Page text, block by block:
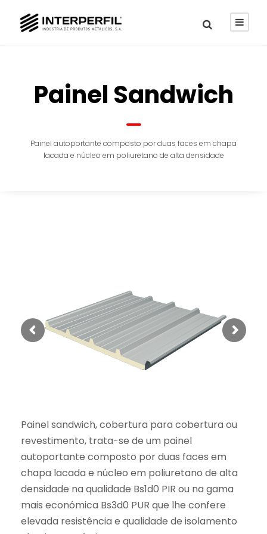
Painel Sandwich
Painel autoportante composto por duas faces em chapa
lacada e núcleo em poliuretano de alta densidade
Painel sandwich, cobertura para cobertura ou
revestimento, trata-se de um painel
autoportante composto por duas faces em
chapa lacada e núcleo em poliuretano de alta
densidade na qualidade Bs1d0 PIR ou na gama
mais económica Bs3d0 PUR que lhe confere
elevada resistência e qualidade de isolamento